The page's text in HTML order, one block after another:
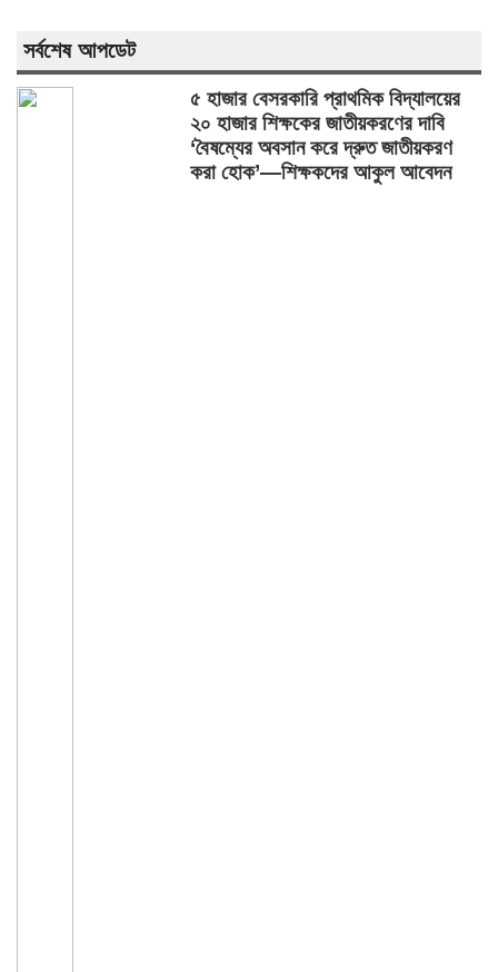
সর্বশেষ আপডেট
৫ হাজার বেসরকারি প্রাথমিক বিদ্যালয়ের
২০ হাজার শিক্ষকের জাতীয়করণের দাবি
‘বৈষম্যের অবসান করে দ্রুত জাতীয়করণ
করা হোক’—শিক্ষকদের আকুল আবেদন